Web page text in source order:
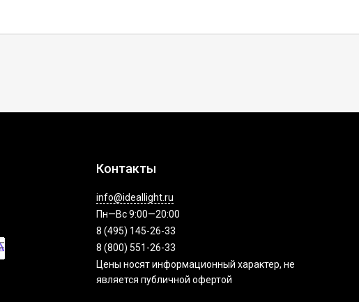
Контакты
info@ideallight.ru
Пн—Вс 9:00—20:00
8 (495) 145-26-33
8 (800) 551-26-33
Цены носят информационный характер, не
является публичной офертой